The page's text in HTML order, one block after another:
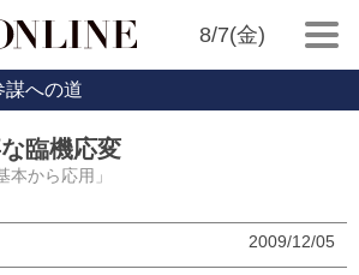
8/7(金)
謀への道
臨機応変
本から応用」
2009/12/05